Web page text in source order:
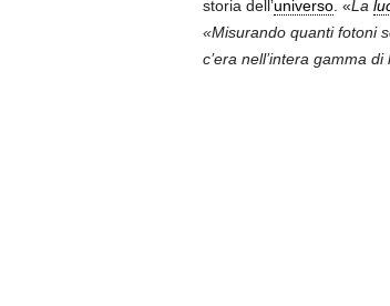
storia dell’universo. «La
«Misurando quanti fotoni
c’era nell’intera gamma